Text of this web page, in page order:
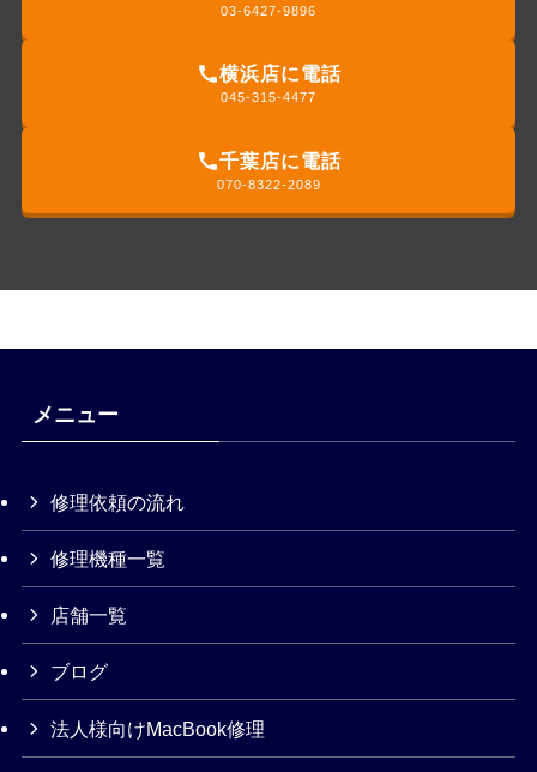
03-6427-9896
横浜店に電話
045-315-4477
千葉店に電話
070-8322-2089
メニュー
修理依頼の流れ
修理機種一覧
店舗一覧
ブログ
法人様向けMacBook修理